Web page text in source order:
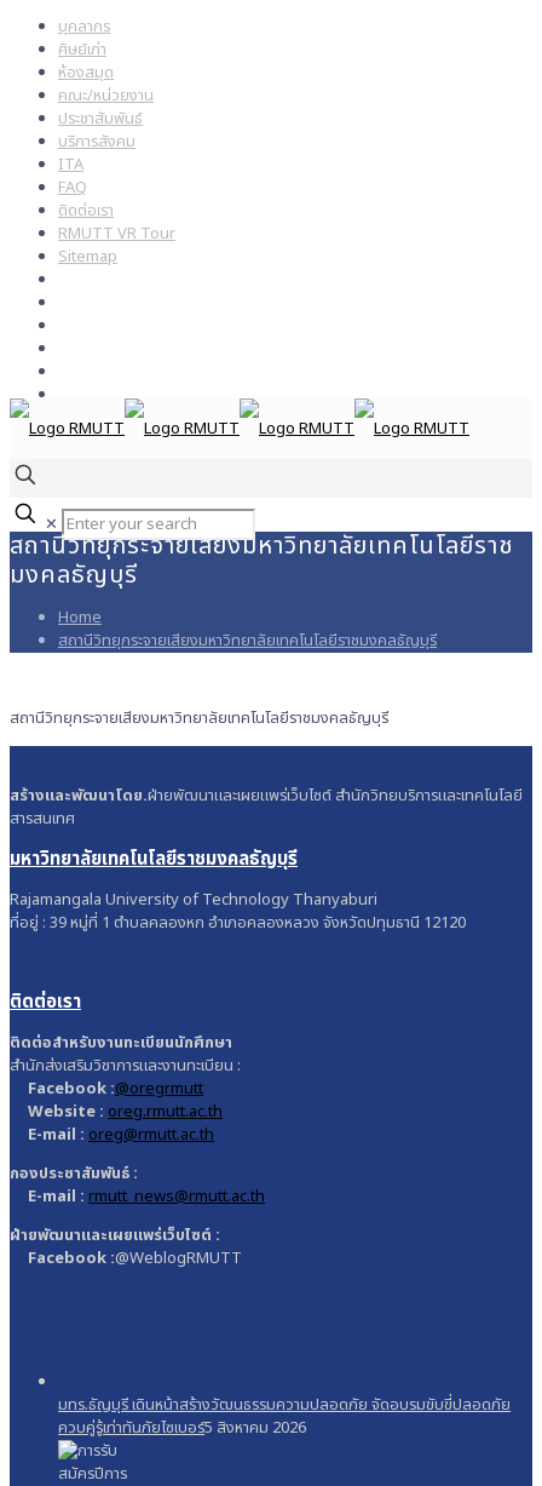
บุคลากร
ศิษย์เก่า
ห้องสมุด
คณะ/หน่วยงาน
ประชาสัมพันธ์
บริการสังคม
ITA
FAQ
ติดต่อเรา
RMUTT VR Tour
Sitemap
✕
สถานีวิทยุกระจายเสียงมหาวิทยาลัยเทคโนโลยีราช
มงคลธัญบุรี
Home
สถานีวิทยุกระจายเสียงมหาวิทยาลัยเทคโนโลยีราชมงคลธัญบุรี
สถานีวิทยุกระจายเสียงมหาวิทยาลัยเทคโนโลยีราชมงคลธัญบุรี
สร้างและพัฒนาโดย.ฝ่ายพัฒนาและเผยแพร่เว็บไซต์ สำนักวิทยบริการและเทคโนโลยี
สารสนเทศ
มหาวิทยาลัยเทคโนโลยีราชมงคลธัญบุรี
Rajamangala University of Technology Thanyaburi
ที่อยู่ : 39 หมู่ที่ 1 ตำบลคลองหก อำเภอคลองหลวง จังหวัดปทุมธานี 12120
ติดต่อเรา
ติดต่อสำหรับงานทะเบียนนักศึกษา
สำนักส่งเสริมวิชาการและงานทะเบียน :
Facebook :@oregrmutt
Website : oreg.rmutt.ac.th
E-mail : oreg@rmutt.ac.th
กองประชาสัมพันธ์ :
E-mail : rmutt_news@rmutt.ac.th
ฝ่ายพัฒนาและเผยแพร่เว็บไซต์ :
Facebook :@WeblogRMUTT
มทร.ธัญบุรี เดินหน้าสร้างวัฒนธรรมความปลอดภัย จัดอบรมขับขี่ปลอดภัย
ควบคู่รู้เท่าทันภัยไซเบอร์5 สิงหาคม 2026